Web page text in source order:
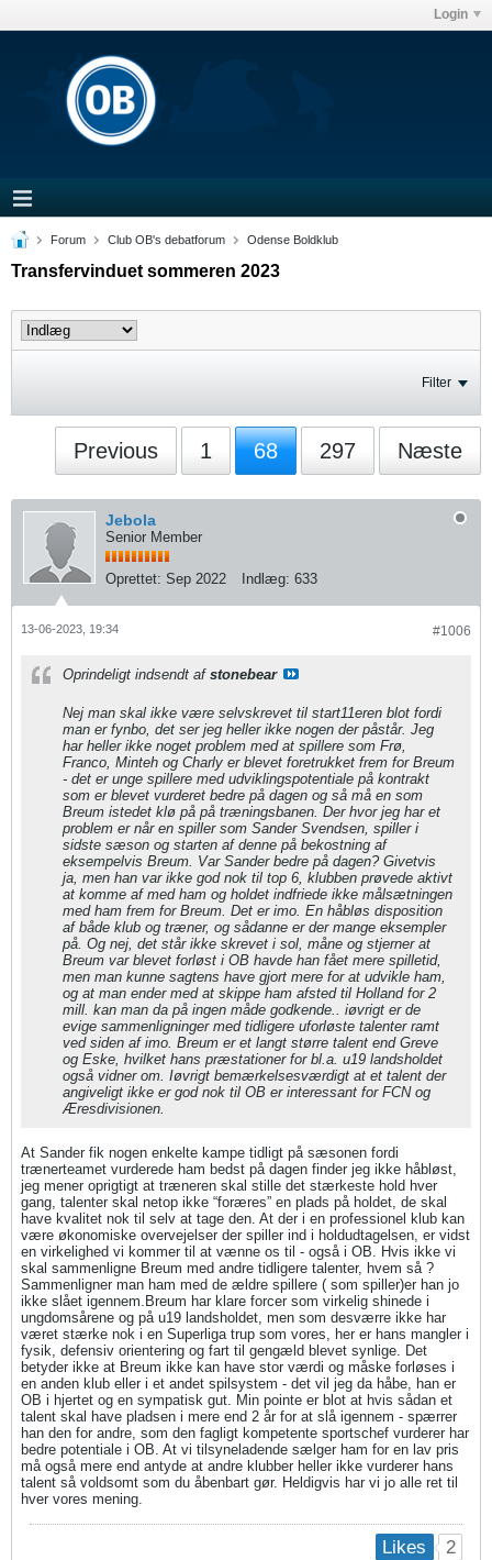
Login
Forum Club OB's debatforum Odense Boldklub
Transfervinduet sommeren 2023
Filter
Previous 1 68 297 Næste
Jebola
Senior Member
Oprettet: Sep 2022 Indlæg: 633
#1006
13-06-2023, 19:34
Oprindeligt indsendt af stonebear
Nej man skal ikke være selvskrevet til start11eren blot fordi
man er fynbo, det ser jeg heller ikke nogen der påstår. Jeg
har heller ikke noget problem med at spillere som Frø,
Franco, Minteh og Charly er blevet foretrukket frem for Breum
- det er unge spillere med udviklingspotentiale på kontrakt
som er blevet vurderet bedre på dagen og så må en som
Breum istedet klø på på træningsbanen. Der hvor jeg har et
problem er når en spiller som Sander Svendsen, spiller i
sidste sæson og starten af denne på bekostning af
eksempelvis Breum. Var Sander bedre på dagen? Givetvis
ja, men han var ikke god nok til top 6, klubben prøvede aktivt
at komme af med ham og holdet indfriede ikke målsætningen
med ham frem for Breum. Det er imo. En håbløs disposition
af både klub og træner, og sådanne er der mange eksempler
på. Og nej, det står ikke skrevet i sol, måne og stjerner at
Breum var blevet forløst i OB havde han fået mere spilletid,
men man kunne sagtens have gjort mere for at udvikle ham,
og at man ender med at skippe ham afsted til Holland for 2
mill. kan man da på ingen måde godkende.. iøvrigt er de
evige sammenligninger med tidligere uforløste talenter ramt
ved siden af imo. Breum er et langt større talent end Greve
og Eske, hvilket hans præstationer for bl.a. u19 landsholdet
også vidner om. Iøvrigt bemærkelsesværdigt at et talent der
angiveligt ikke er god nok til OB er interessant for FCN og
Æresdivisionen.
At Sander fik nogen enkelte kampe tidligt på sæsonen fordi
trænerteamet vurderede ham bedst på dagen finder jeg ikke håbløst,
jeg mener oprigtigt at træneren skal stille det stærkeste hold hver
gang, talenter skal netop ikke “foræres” en plads på holdet, de skal
have kvalitet nok til selv at tage den. At der i en professionel klub kan
være økonomiske overvejelser der spiller ind i holdudtagelsen, er vidst
en virkelighed vi kommer til at vænne os til - også i OB. Hvis ikke vi
skal sammenligne Breum med andre tidligere talenter, hvem så ?
Sammenligner man ham med de ældre spillere ( som spiller)er han jo
ikke slået igennem.Breum har klare forcer som virkelig shinede i
ungdomsårene og på u19 landsholdet, men som desværre ikke har
været stærke nok i en Superliga trup som vores, her er hans mangler i
fysik, defensiv orientering og fart til gengæld blevet synlige. Det
betyder ikke at Breum ikke kan have stor værdi og måske forløses i
en anden klub eller i et andet spilsystem - det vil jeg da håbe, han er
OB i hjertet og en sympatisk gut. Min pointe er blot at hvis sådan et
talent skal have pladsen i mere end 2 år for at slå igennem - spærrer
han den for andre, som den fagligt kompetente sportschef vurderer har
bedre potentiale i OB. At vi tilsyneladende sælger ham for en lav pris
må også mere end antyde at andre klubber heller ikke vurderer hans
talent så voldsomt som du åbenbart gør. Heldigvis har vi jo alle ret til
hver vores mening.
Likes 2